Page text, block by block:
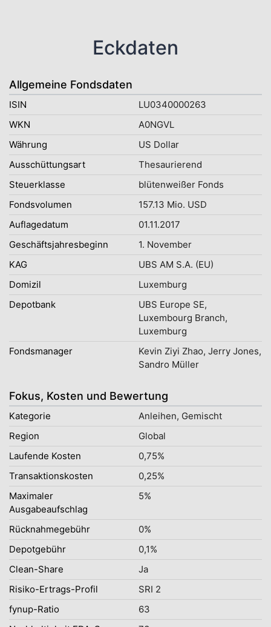
Eckdaten
Allgemeine Fondsdaten
ISIN
LU0340000263
WKN
A0NGVL
Währung
US Dollar
Ausschüttungsart
Thesaurierend
Steuerklasse
blütenweißer Fonds
Fondsvolumen
157.13 Mio. USD
Auflagedatum
01.11.2017
Geschäftsjahresbeginn
1. November
KAG
UBS AM S.A. (EU)
Domizil
Luxemburg
Depotbank
UBS Europe SE,
Luxembourg Branch,
Luxemburg
Fondsmanager
Kevin Ziyi Zhao, Jerry Jones,
Sandro Müller
Fokus, Kosten und Bewertung
Kategorie
Anleihen, Gemischt
Region
Global
Laufende Kosten
0,75%
Transaktionskosten
0,25%
Maximaler
Ausgabeaufschlag
5%
Rücknahmegebühr
0%
Depotgebühr
0,1%
Clean-Share
Ja
Risiko-Ertrags-Profil
SRI 2
fynup-Ratio
63